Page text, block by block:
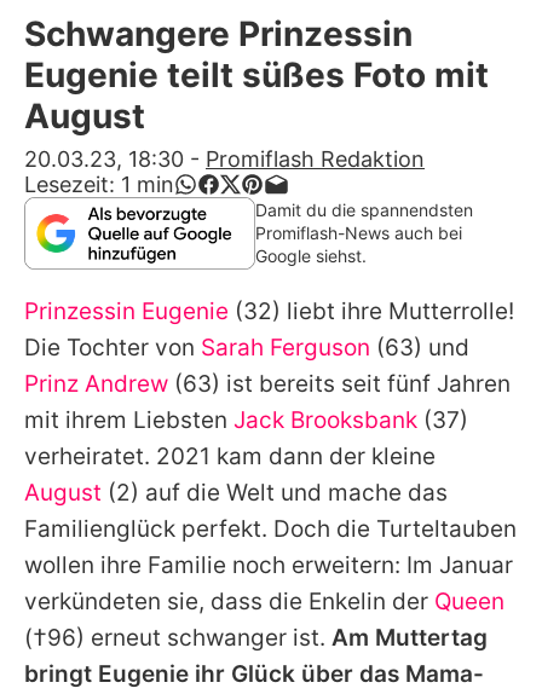
Alle Themen auf Promiflash
App runterladen
Team
Redaktionelle Richtlinien
Impressum
Datenschutzerklärung
Nutzungsbedingungen
Utiq verwalten
Schwangere Prinzessin
Eugenie teilt süßes Foto mit
August
20.03.23, 18:30 - Promiflash Redaktion
Lesezeit: 1 min
Damit du die spannendsten
Promiflash-News auch bei
Google siehst.
Prinzessin Eugenie (32) liebt ihre Mutterrolle!
Die Tochter von Sarah Ferguson (63) und
Prinz Andrew (63) ist bereits seit fünf Jahren
mit ihrem Liebsten Jack Brooksbank (37)
verheiratet. 2021 kam dann der kleine
August (2) auf die Welt und mache das
Familienglück perfekt. Doch die Turteltauben
wollen ihre Familie noch erweitern: Im Januar
verkündeten sie, dass die Enkelin der Queen
(†96) erneut schwanger ist. Am Muttertag
bringt Eugenie ihr Glück über das Mama-